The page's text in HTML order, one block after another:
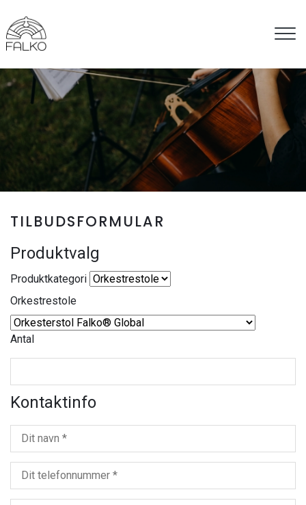
hovedindhold
TILBUDSFORMULAR
Produktvalg
Produktkategori
Orkestrestole
Antal
Kontaktinfo